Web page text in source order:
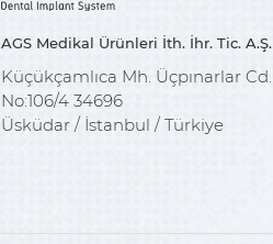
AGS Medikal Ürünleri İth. İhr. Tic. A.Ş.
Küçükçamlıca Mh. Üçpınarlar Cd.
No:106/4 34696
Üsküdar / İstanbul / Türkiye